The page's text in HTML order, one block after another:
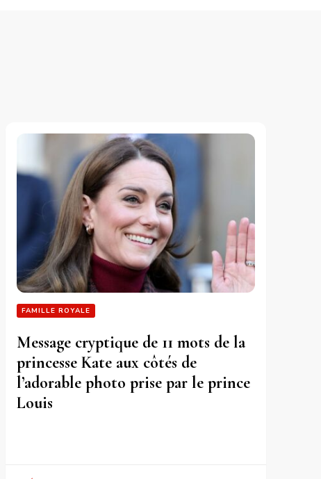
FAMILLE ROYALE
Message cryptique de 11 mots de la
princesse Kate aux côtés de
l’adorable photo prise par le prince
Louis